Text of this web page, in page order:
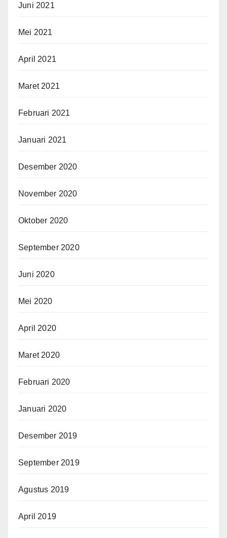
Juni 2021
Mei 2021
April 2021
Maret 2021
Februari 2021
Januari 2021
Desember 2020
November 2020
Oktober 2020
September 2020
Juni 2020
Mei 2020
April 2020
Maret 2020
Februari 2020
Januari 2020
Desember 2019
September 2019
Agustus 2019
April 2019